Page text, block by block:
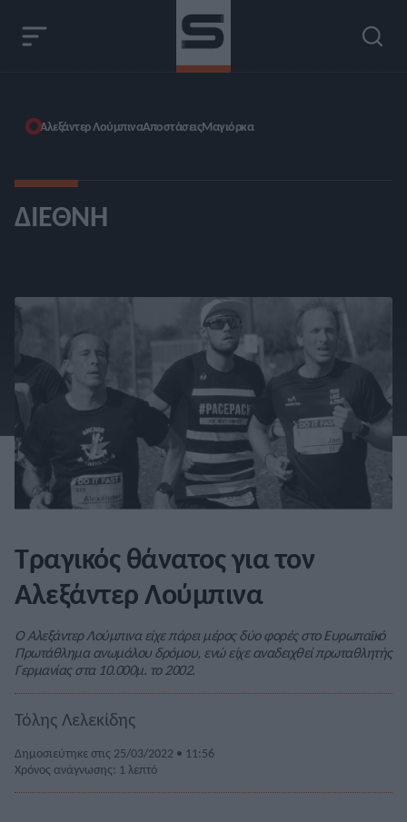
Αλεξάντερ ΛούμπιναΑποστάσειςΜαγιόρκα
ΔΙΕΘΝΉ
Τραγικός θάνατος για τον
Αλεξάντερ Λούμπινα
Ο Αλεξάντερ Λούμπινα είχε πάρει μέρος δύο φορές στο Ευρωπαϊκό
Πρωτάθλημα ανωμάλου δρόμου, ενώ είχε αναδειχθεί πρωταθλητής
Γερμανίας στα 10.000μ. το 2002.
Τόλης Λελεκίδης
Δημοσιεύτηκε στις 25/03/2022 • 11:56
Χρόνος ανάγνωσης: 1 λεπτό